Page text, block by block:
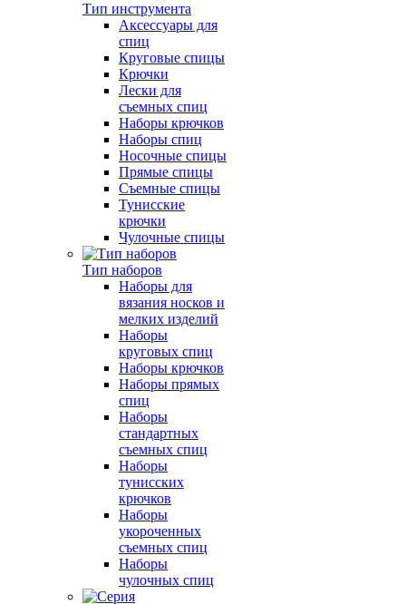
Тип инструмента
Аксессуары для
спиц
Круговые спицы
Крючки
Лески для
съемных спиц
Наборы крючков
Наборы спиц
Носочные спицы
Прямые спицы
Съемные спицы
Тунисские
крючки
Чулочные спицы
Тип наборов
Наборы для
вязания носков и
мелких изделий
Наборы
круговых спиц
Наборы крючков
Наборы прямых
спиц
Наборы
стандартных
съемных спиц
Наборы
тунисских
крючков
Наборы
укороченных
съемных спиц
Наборы
чулочных спиц